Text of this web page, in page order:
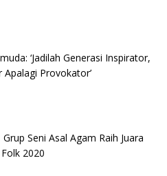
‘Jadilah Generasi Inspirator,
Provokator’
Seni Asal Agam Raih Juara
2020